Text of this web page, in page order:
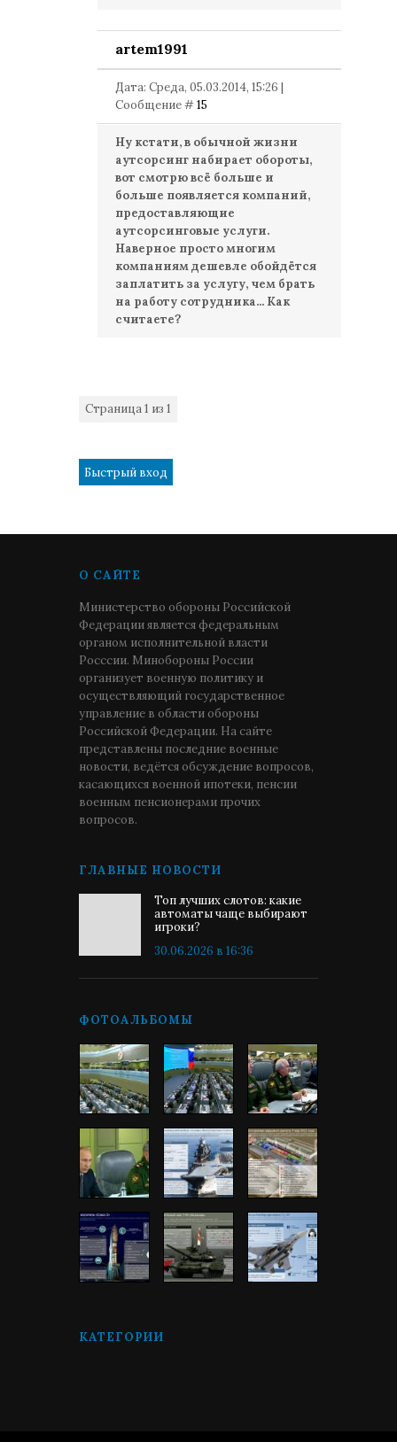
artem1991
Дата: Среда, 05.03.2014, 15:26 |
Сообщение #15
Ну кстати, в обычной жизни
аутсорсинг набирает обороты,
вот смотрю всё больше и
больше появляется компаний,
предоставляющие
аутсорсинговые услуги.
Наверное просто многим
компаниям дешевле обойдётся
заплатить за услугу, чем брать
на работу сотрудника... Как
считаете?
Страница1 из 1
О САЙТЕ
Министерство обороны Российской
Федерации является федеральным
органом исполнительной власти
Росссии. Минобороны России
организует военную политику и
осуществляющий государственное
управление в области обороны
Российской Федерации. На сайте
представлены последние военные
новости, ведётся обсуждение вопросов,
касающихся военной ипотеки, пенсии
военным пенсионерами прочих
вопросов.
ГЛАВНЫЕ НОВОСТИ
Топ лучших слотов: какие
автоматы чаще выбирают
игроки?
30.06.2026 в 16:36
ФОТОАЛЬБОМЫ
КАТЕГОРИИ